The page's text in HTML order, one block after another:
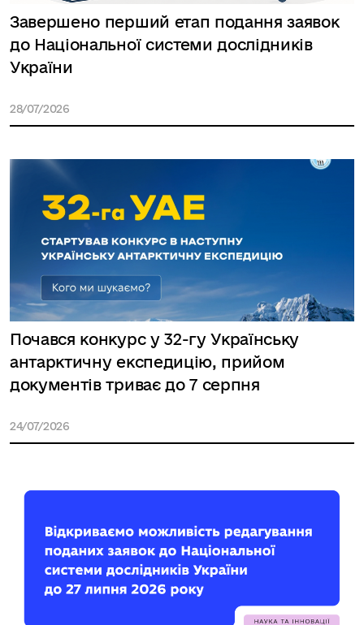
Завершено перший етап подання заявок
до Національної системи дослідників
України
28/07/2026
Почався конкурс у 32-гу Українську
антарктичну експедицію, прийом
документів триває до 7 серпня
24/07/2026